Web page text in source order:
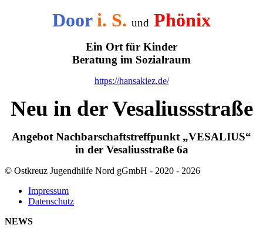
Door i. S. und Phönix
Ein Ort für Kinder
Beratung im Sozialraum
https://hansakiez.de/
Neu in der Vesaliussstraße
Angebot Nachbarschaftstreffpunkt „VESALIUS“
in der Vesaliusstraße 6a
© Ostkreuz Jugendhilfe Nord gGmbH - 2020 - 2026
Impressum
Datenschutz
NEWS